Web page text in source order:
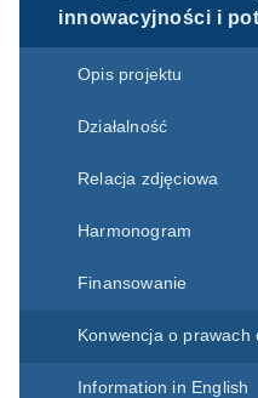
innowacyjności i
Opis projektu
Działalność
Relacja zdjęciowa
Harmonogram
Finansowanie
Konwencja o prawach
Information in English